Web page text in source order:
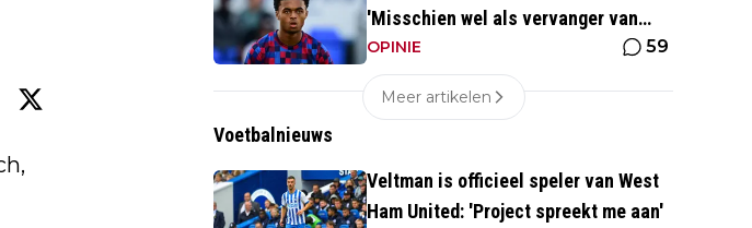
'Misschien wel als vervanger van
Mika Godts'
OPINIE 59
Meer artikelen
Voetbalnieuws
Veltman is officieel speler van West
Ham United: 'Project spreekt me aan'